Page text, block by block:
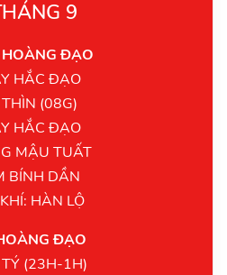
9
HOÀNG ĐẠO
HẮC ĐẠO
(08G)
HẮC ĐẠO
MẬU TUẤT
BÍNH DẦN
HÀN LỘ
ĐẠO
(23H-1H)